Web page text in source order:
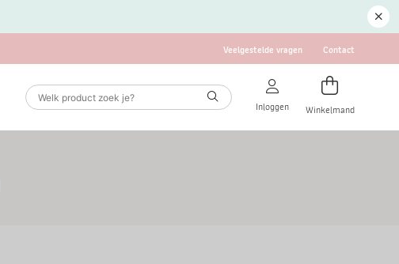
Veelgestelde vragen Contact
Inloggen Winkelmand